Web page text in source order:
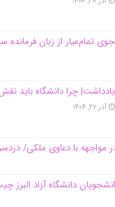
تمام‌عیار از زبان فرمانده
یادداشت| چرا دانشگاه باید
آذر ۲۷, ۱۴۰۴
مواجهه با دعاوی ملکی/
دانشگاه آزاد